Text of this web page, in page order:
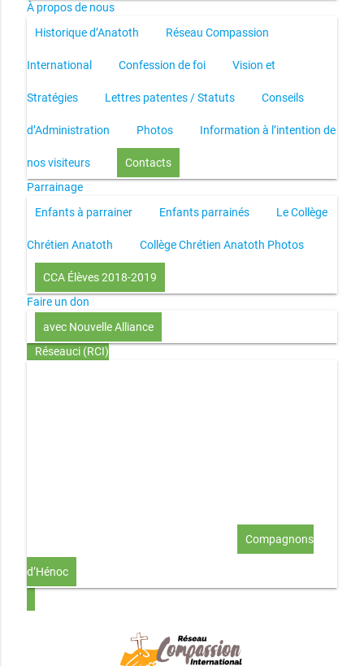
À propos de nous
Historique d’Anatoth
Réseau Compassion
International Confession de foi Vision et
Stratégies Lettres patentes / Statuts Conseils
d’Administration Photos Information à l’intention de
nos visiteurs
Contacts
Parrainage
Enfants à parrainer
Enfants parrainés Le Collège
Chrétien Anatoth Collège Chrétien Anatoth Photos
CCA Élèves 2018-2019
Faire un don
avec Nouvelle Alliance
Réseauci (RCI)
Compagnons
d’Hénoc